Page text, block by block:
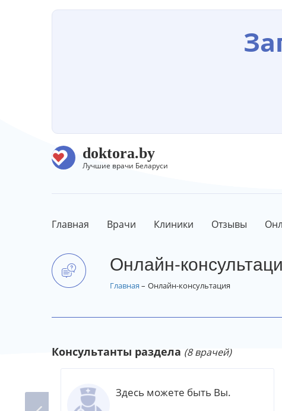
doktora.by
Лучшие врачи Беларуси
Главная Врачи Клиники Отзывы
Онлайн-
Главная Онлайн-консультация
Консультанты раздела (8 врачей)
Здесь можете быть Вы.
Назарова Ольга Петровна